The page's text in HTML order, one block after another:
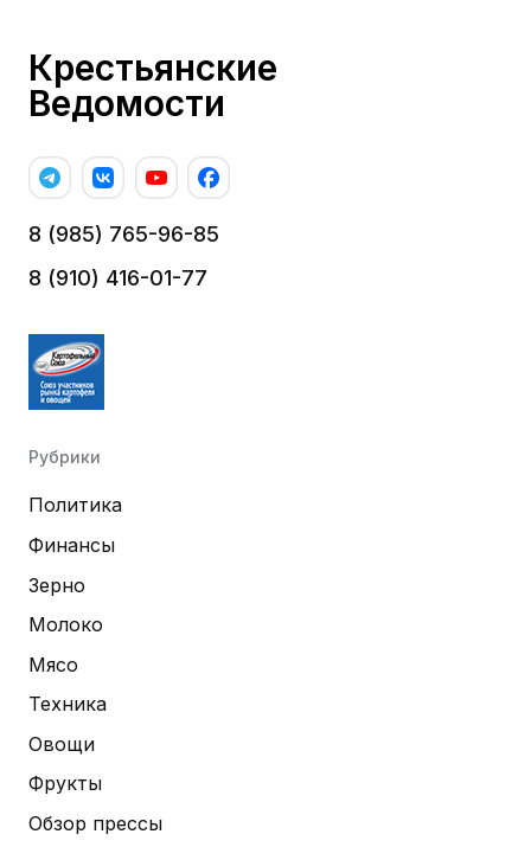
Крестьянские
Ведомости
8 (985) 765-96-85
8 (910) 416-01-77
Рубрики
Политика
Финансы
Зерно
Молоко
Мясо
Техника
Овощи
Фрукты
Обзор прессы